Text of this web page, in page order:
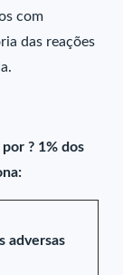
com
das reações
? 1% dos
adversas